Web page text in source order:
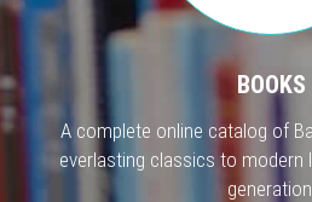
BOOKS
A complete online catalog of
everlasting classics to modern
generation.